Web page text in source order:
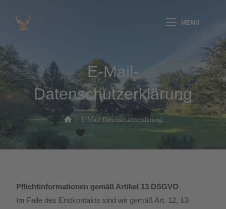
springen
MENÜ
E-Mail-
Datenschutzerklärung
> E-Mail-Datenschutzerklärung
Pflichtinformationen gemäß Artikel 13 DSGVO
Im Falle des Erstkontakts sind wir gemäß Art. 12, 13